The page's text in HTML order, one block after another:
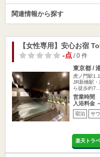
関連情報から探す
【女性専用】安心お宿
-点/ 0 件
東京都 /
虎ノ門駅
JR新橋駅
ら徒歩約7…
営業時間
入浴料金
宿泊 サ
楽天トラ